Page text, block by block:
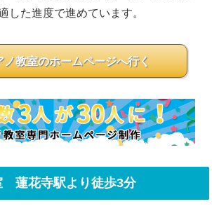
した進度で進めています。
ノ教室のホームページへ行く
蓮花寺駅より徒歩3分